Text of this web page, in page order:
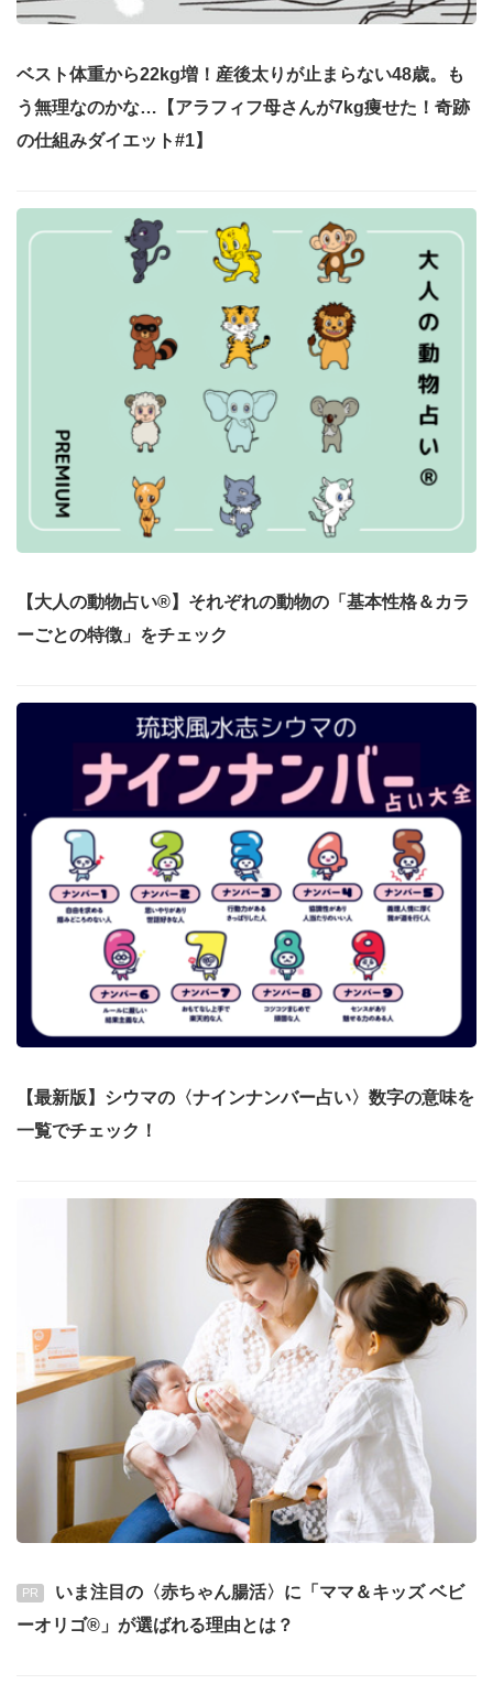
ベスト体重から22kg増！産後太りが止まらない48歳。も
う無理なのかな…【アラフィフ母さんが7kg痩せた！奇跡
の仕組みダイエット#1】
【大人の動物占い®】それぞれの動物の「基本性格＆カラ
ーごとの特徴」をチェック
【最新版】シウマの〈ナインナンバー占い〉数字の意味を
一覧でチェック！
PR
いま注目の〈赤ちゃん腸活〉に「ママ＆キッズ ベビ
ーオリゴ®」が選ばれる理由とは？